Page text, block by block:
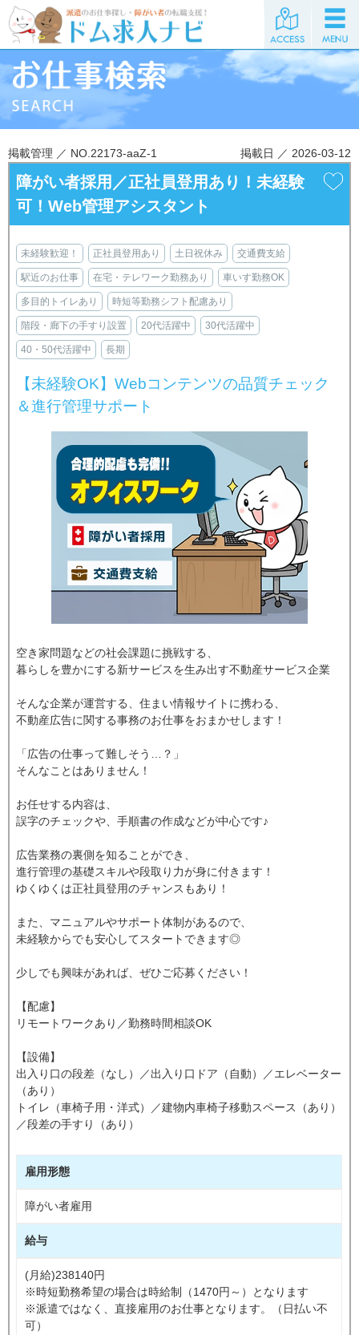
掲載管理 ／ NO.22173-aaZ-1 掲載日 ／ 2026-03-12
障がい者採用／正社員登用あり！未経験
可！Web管理アシスタント
未経験歓迎！ 正社員登用あり 土日祝休み 交通費支給
駅近のお仕事 在宅・テレワーク勤務あり 車いす勤務OK
多目的トイレあり 時短等勤務シフト配慮あり
階段・廊下の手すり設置 20代活躍中 30代活躍中
40・50代活躍中 長期
【未経験OK】Webコンテンツの品質チェック
＆進行管理サポート
空き家問題などの社会課題に挑戦する、
暮らしを豊かにする新サービスを生み出す不動産サービス企業
そんな企業が運営する、住まい情報サイトに携わる、
不動産広告に関する事務のお仕事をおまかせします！
「広告の仕事って難しそう…？」
そんなことはありません！
お任せする内容は、
誤字のチェックや、手順書の作成などが中心です♪
広告業務の裏側を知ることができ、
進行管理の基礎スキルや段取り力が身に付きます！
ゆくゆくは正社員登用のチャンスもあり！
また、マニュアルやサポート体制があるので、
未経験からでも安心してスタートできます◎
少しでも興味があれば、ぜひご応募ください！
【配慮】
リモートワークあり／勤務時間相談OK
【設備】
出入り口の段差（なし）／出入り口ドア（自動）／エレベーター
（あり）
トイレ（車椅子用・洋式）／建物内車椅子移動スペース（あり）
／段差の手すり（あり）
雇用形態
障がい者雇用
給与
(月給)238140円
※時短勤務希望の場合は時給制（1470円～）となります
※派遣ではなく、直接雇用のお仕事となります。（日払い不
可）